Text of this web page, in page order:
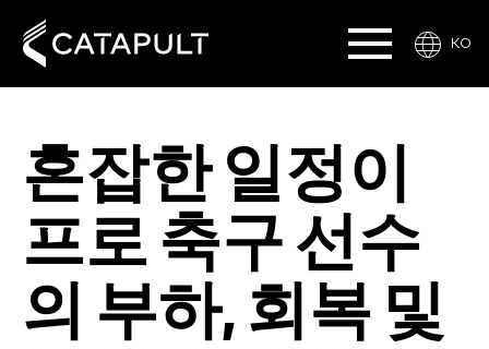
KO
혼잡한 일정이
프로 축구 선수
의 부하, 회복 및